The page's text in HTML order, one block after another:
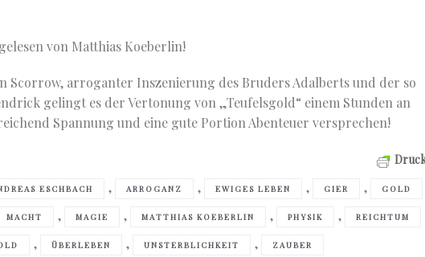
von Matthias Koeberlin!
Scorrow, arroganter Inszenierung des Bruders Adalberts und der so
gelingt es der Vertonung von „Teufelsgold“ einem Stunden an
Spannung und eine gute Portion Abenteuer versprechen!
ESCHBACH , ARROGANZ , EWIGES LEBEN , GIER , GOLD
MACHT , MAGIE , MATTHIAS KOEBERLIN , PHYSIK , REICHTUM
, ÜBERLEBEN , UNSTERBLICHKEIT , ZAUBER